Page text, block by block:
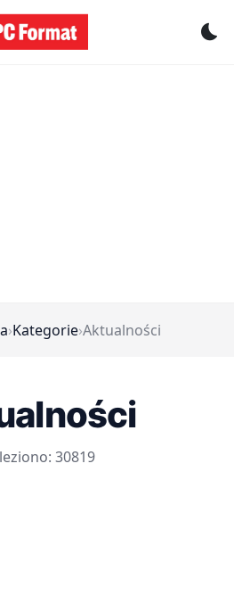
›Kategorie›Aktualności
30819